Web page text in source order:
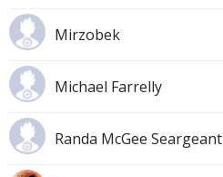
Mirzobek
Michael Farrelly
Randa McGee Seargeant